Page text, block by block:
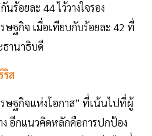
ร้อยละ 44 ไว้วางใจรอง
ษฐกิจ เมื่อเทียบกับร้อยละ 42 ที่
านาธิบดี
ริส
ษฐกิจแห่งโอกาส” ที่เน้นไปที่ผู้
อีกแนวคิดหลักคือการปกป้อง